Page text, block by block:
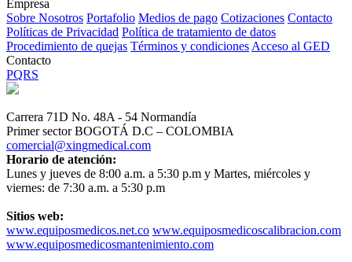
Empresa
Sobre Nosotros Portafolio Medios de pago Cotizaciones Contacto
Políticas de Privacidad Política de tratamiento de datos
Procedimiento de quejas Términos y condiciones Acceso al GED
Contacto
PQRS
Carrera 71D No. 48A - 54 Normandía
Primer sector BOGOTÁ D.C – COLOMBIA
comercial@xingmedical.com
Horario de atención:
Lunes y jueves de 8:00 a.m. a 5:30 p.m y Martes, miércoles y
viernes: de 7:30 a.m. a 5:30 p.m
Sitios web:
www.equiposmedicos.net.co www.equiposmedicoscalibracion.com
www.equiposmedicosmantenimiento.com